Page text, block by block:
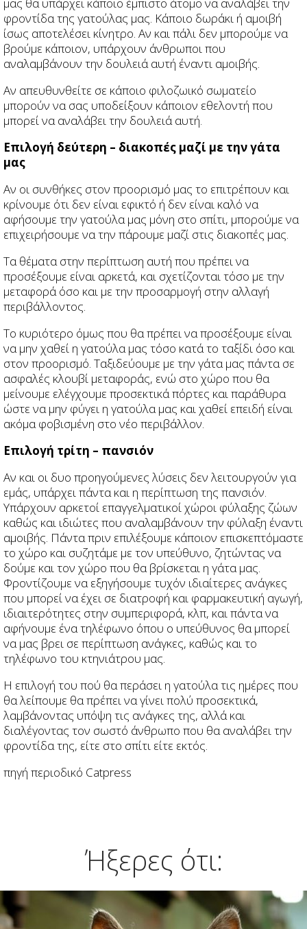
μας θα υπάρχει κάποιο έμπιστο άτομο να αναλάβει την
φροντίδα της γατούλας μας. Κάποιο δωράκι ή αμοιβή
ίσως αποτελέσει κίνητρο. Αν και πάλι δεν μπορούμε να
βρούμε κάποιον, υπάρχουν άνθρωποι που
αναλαμβάνουν την δουλειά αυτή έναντι αμοιβής.
Αν απευθυνθείτε σε κάποιο φιλοζωικό σωματείο
μπορούν να σας υποδείξουν κάποιον εθελοντή που
μπορεί να αναλάβει την δουλειά αυτή.
Επιλογή δεύτερη – διακοπές μαζί με την γάτα
μας
Αν οι συνθήκες στον προορισμό μας το επιτρέπουν και
κρίνουμε ότι δεν είναι εφικτό ή δεν είναι καλό να
αφήσουμε την γατούλα μας μόνη στο σπίτι, μπορούμε να
επιχειρήσουμε να την πάρουμε μαζί στις διακοπές μας.
Τα θέματα στην περίπτωση αυτή που πρέπει να
προσέξουμε είναι αρκετά, και σχετίζονται τόσο με την
μεταφορά όσο και με την προσαρμογή στην αλλαγή
περιβάλλοντος.
Το κυριότερο όμως που θα πρέπει να προσέξουμε είναι
να μην χαθεί η γατούλα μας τόσο κατά το ταξίδι όσο και
στον προορισμό. Ταξιδεύουμε με την γάτα μας πάντα σε
ασφαλές κλουβί μεταφοράς, ενώ στο χώρο που θα
μείνουμε ελέγχουμε προσεκτικά πόρτες και παράθυρα
ώστε να μην φύγει η γατούλα μας και χαθεί επειδή είναι
ακόμα φοβισμένη στο νέο περιβάλλον.
Επιλογή τρίτη – πανσιόν
Αν και οι δυο προηγούμενες λύσεις δεν λειτουργούν για
εμάς, υπάρχει πάντα και η περίπτωση της πανσιόν.
Υπάρχουν αρκετοί επαγγελματικοί χώροι φύλαξης ζώων
καθώς και ιδιώτες που αναλαμβάνουν την φύλαξη έναντι
αμοιβής. Πάντα πριν επιλέξουμε κάποιον επισκεπτόμαστε
το χώρο και συζητάμε με τον υπεύθυνο, ζητώντας να
δούμε και τον χώρο που θα βρίσκεται η γάτα μας.
Φροντίζουμε να εξηγήσουμε τυχόν ιδιαίτερες ανάγκες
που μπορεί να έχει σε διατροφή και φαρμακευτική αγωγή,
ιδιαιτερότητες στην συμπεριφορά, κλπ, και πάντα να
αφήνουμε ένα τηλέφωνο όπου ο υπεύθυνος θα μπορεί
να μας βρει σε περίπτωση ανάγκες, καθώς και το
τηλέφωνο του κτηνιάτρου μας.
Η επιλογή του πού θα περάσει η γατούλα τις ημέρες που
θα λείπουμε θα πρέπει να γίνει πολύ προσεκτικά,
λαμβάνοντας υπόψη τις ανάγκες της, αλλά και
διαλέγοντας τον σωστό άνθρωπο που θα αναλάβει την
φροντίδα της, είτε στο σπίτι είτε εκτός.
πηγή περιοδικό Catpress
Ήξερες ότι: